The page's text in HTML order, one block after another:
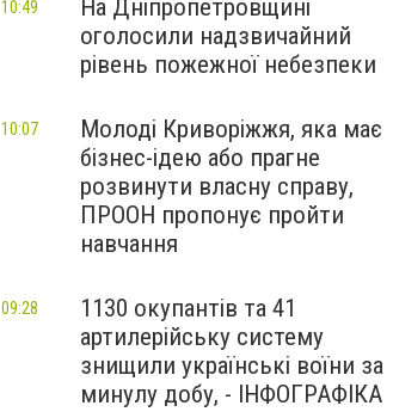
На Дніпропетровщині
оголосили надзвичайний
рівень пожежної небезпеки
10:49
Молоді Криворіжжя, яка має
бізнес-ідею або прагне
розвинути власну справу,
ПРООН пропонує пройти
навчання
10:07
1130 окупантів та 41
артилерійську систему
знищили українські воїни за
минулу добу, - ІНФОГРАФІКА
09:28